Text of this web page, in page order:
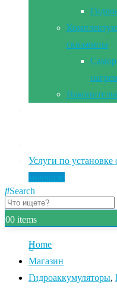
скважины
Услуги по установке
Search
00 items
Home
Магазин
Гидроаккумуляторы,